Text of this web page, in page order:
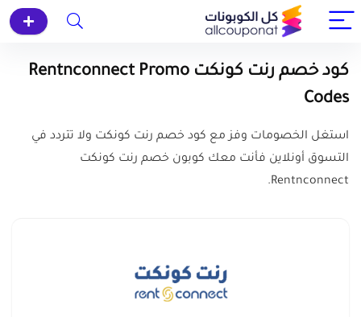
كود خصم رنت كونكت Rentnconnect Promo
Codes
استغل الخصومات وفز مع كود خصم رنت كونكت ولا تتردد في
التسوق أونلاين فأنت معك كوبون خصم رنت كونكت
Rentnconnect.